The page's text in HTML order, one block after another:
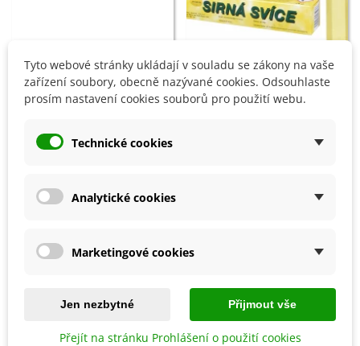
Přidat do košíku
482 Kč
Přidat do košíku
Tyto webové stránky ukládají v souladu se zákony na vaše
zařízení soubory, obecně nazývané cookies. Odsouhlaste
prosím nastavení cookies souborů pro použití webu.
Technické cookies
Analytické cookies
Marketingové cookies
Jen nezbytné Přijmout vše
Přejít na stránku Prohlášení o použití cookies